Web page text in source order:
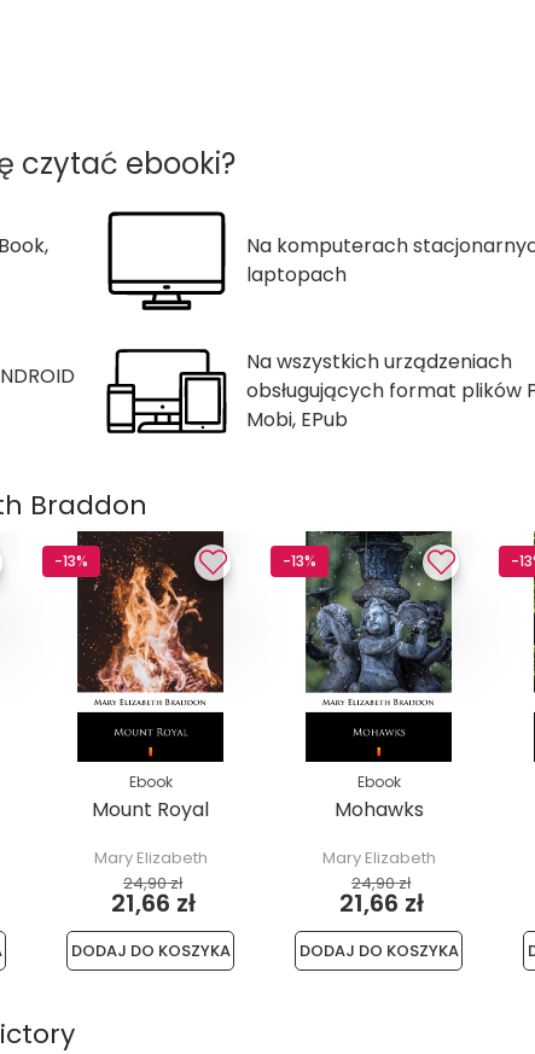
czytać ebooki?
Na komputerach
laptopach
Na wszystkich urządzeniach
obsługujących format plików
Mobi, EPub
Braddon
-13%
Ebook
Mount Royal
Mary Elizabeth
Braddon
24,90 zł
21,66 zł
DODAJ DO KOSZYKA
-13%
Ebook
Mohawks
Mary Elizabeth
Braddon
24,90 zł
21,66 zł
DODAJ DO KOSZYKA
-